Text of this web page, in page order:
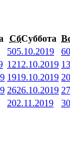
СбСуббота
505.10.2019 6
1212.10.2019 13
1919.10.2019 20
2626.10.2019 27
202.11.2019 3